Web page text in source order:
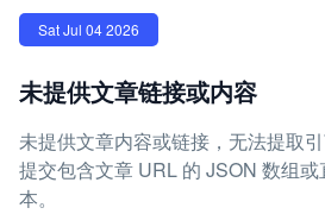
Sat Jul 04 2026
未提供文章链接或内容
未提供文章内容或链接，无法提取
提交包含文章 URL 的 JSON 数组
本。